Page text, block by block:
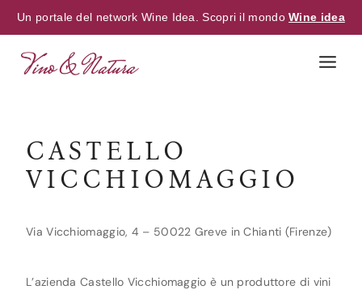
Un portale del network Wine Idea. Scopri il mondoWine idea
CASTELLO
VICCHIOMAGGIO
Via Vicchiomaggio, 4 – 50022 Greve in Chianti (Firenze)
L’azienda Castello Vicchiomaggio è un produttore di vini